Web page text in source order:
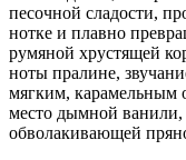
песочной сладости,
нотке и плавно
румяной хрустящей
ноты пралине,
мягким, карамельным
место дымной ванили,
обволакивающей